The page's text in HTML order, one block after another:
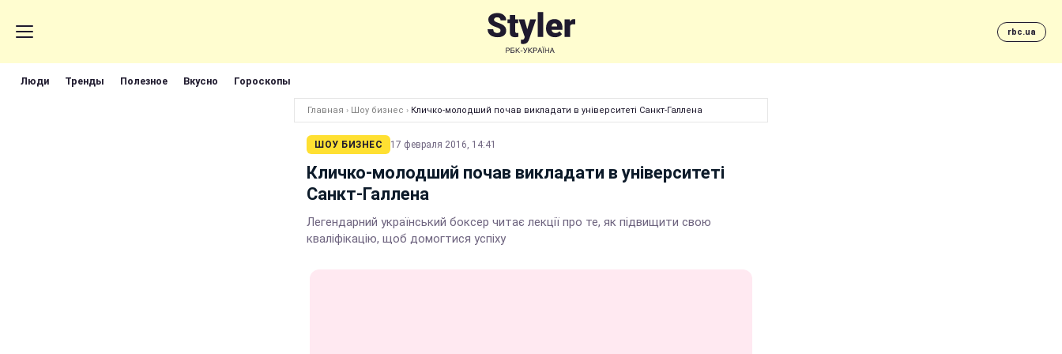
rbc.ua
Люди Тренды Полезное Вкусно Гороскопы
Главная › Шоу бизнес › Кличко-молодший почав викладати в університеті Санкт-Галлена
ШОУ БИЗНЕС 17 февраля 2016, 14:41
Кличко-молодший почав викладати в університеті
Санкт-Галлена
Легендарний український боксер читає лекції про те, як підвищити свою
кваліфікацію, щоб домогтися успіху